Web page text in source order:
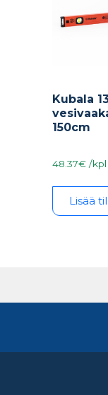
Kubala
150cm
48.37€ /kpl
Lisää